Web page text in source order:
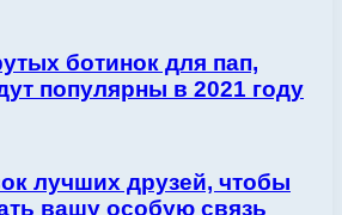
ботинок для пап,
популярны в 2021 году
лучших друзей, чтобы
вашу особую связь